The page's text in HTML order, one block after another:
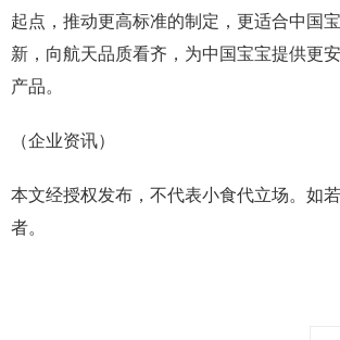
起点，推动更高标准的制定，更适合中国
新，向航天品质看齐，为中国宝宝提供更
产品。
（企业资讯）
本文经授权发布，不代表小食代立场。如
者。